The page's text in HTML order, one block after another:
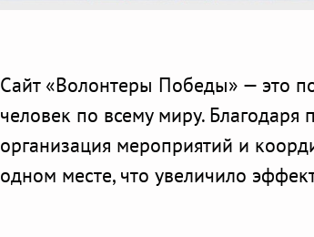
Сайт «Волонтеры Победы» — это
человек по всему миру.
организация мероприятий и
одном месте, что увеличило